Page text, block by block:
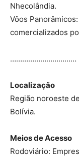
Nhecolândia.
Vôos
comercializados
……………………………
Localização
Região noroeste
Bolívia.
Meios de Acesso
Rodoviário: